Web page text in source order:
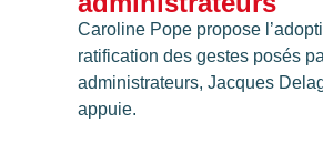
Caroline Pope propose
ratification des gestes posés
administrateurs, Jacques
appuie.